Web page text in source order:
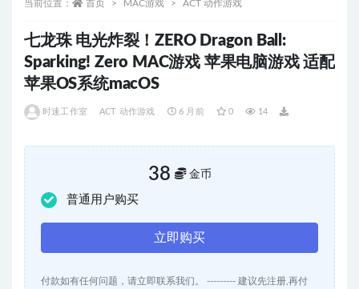
当前位置： 首页 MAC游戏 ACT 动作游戏
七龙珠 电光炸裂！ZERO Dragon Ball:
Sparking! Zero MAC游戏 苹果电脑游戏 适配
苹果OS系统macOS
时速工作室 ACT 动作游戏 6 月前 0 14
38 金币
普通用户购买
立即购买
付款如有任何问题，请立即联系我们。 --------- 建议先注册,再付